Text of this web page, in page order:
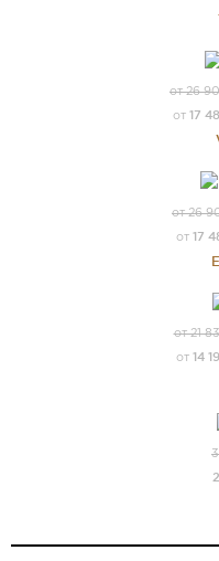
от 26
от 17
от 26
от 17
от 21
от 14